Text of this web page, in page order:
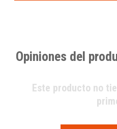
Opiniones del
Este producto no